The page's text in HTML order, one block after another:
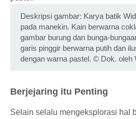
Deskripsi gambar: Karya batik
pada manekin. Kain berwarna
gambar burung dan bunga-
garis pinggir berwarna putih dan
dengan warna pastel. © Dok. oleh
Berjejaring itu Penting
Selain selalu mengeksplorasi hal